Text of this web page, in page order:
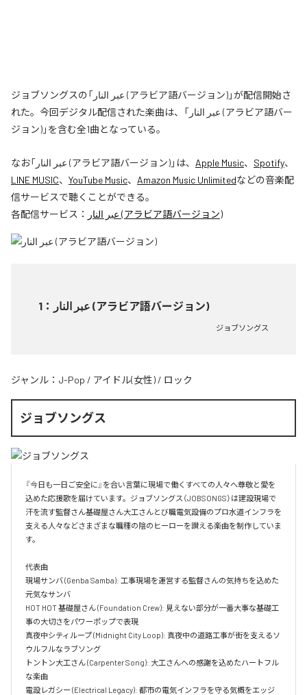
ジョブソングスの「عبر النار (アラビア語バージョン)」が配信開始さ
れた。今回デジタル配信された楽曲は、「عبر النار (アラビア語バー
ジョン)」を含む全1曲となっている。
なお「 عبر النار (アラビア語バージョン)」は、 Apple Music、 Spotify、
LINE MUSIC、 YouTube Music、 Amazon Music Unlimitedなどの音楽配
信サービスで聴くことができる。
各配信サービス：
عبر النار (アラビア語バージョン)
1 ： عبر النار (アラビア語バージョン)
ジョブソングス
ジャンル： J-Pop / アイドル(女性) / ロック
ジョブソングス
『今日も一日ご安全に』を合い言葉に現場で働くすべての人々へ尊敬と愛を
込めた応援歌を届けています。ジョブソングス（JOBSONGS）は建設現場で
汗を流す監督さん基礎屋さん大工さんとび職電気設備のプロ水道インフラを
支える人々などさまざまな職種の陰のヒーローを讃える楽曲を制作していま
す。
代表曲
現場サンバ (Genba Samba): 工事現場を運営する監督さんの気持ちを込めた
元気なサンバ
HOT HOT 基礎屋さん (Foundation Crew): 見えない部分が一番大事な基礎工
事の大切さをパワーポップで表現
真夜中シティループ (Midnight City Loop): 真夜中の道路工事が街を支えるソ
ウルフルなラブソング
トントン大工さん (Carpenter Song): 大工さんへの感謝を込めたハートフル
な楽曲
電設レガシー (Electrical Legacy): 都市の電気インフラを守る気概をエッジ